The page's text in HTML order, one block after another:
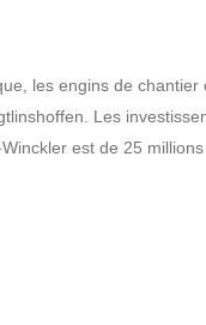
les engins de
Les
est de 25 millions